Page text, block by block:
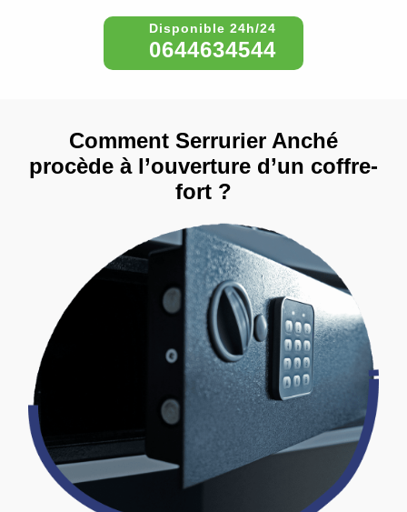
0644634544
Comment Serrurier Anché
procède à l’ouverture d’un coffre-
fort ?